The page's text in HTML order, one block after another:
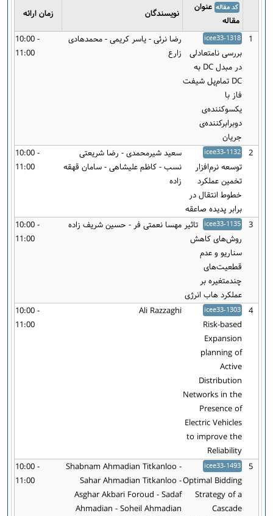
کد مقاله عنوان
مقاله
نویسندگان زمان ارائه
1
icee33-1318
بررسی نامتعادلی
در مبدل DC به
DC تمام‌پل شیفت‌
فاز با
یکسو‌کنند‌ه‌ی
دو‌برابر‌کننده‌ی
جریان
رضا نرئی - یاسر کریمی - محمدهادی
زارع
10:00 -
11:00
2
icee33-1132
توسعه نرم‌افزار
تخمین عملکرد
خطوط انتقال در
برابر پدیده صاعقه
سعید شیرمحمدی - رضا شریعتی
نسب - کاظم علیشاهی - سامان قهقه
زاده
10:00 -
11:00
3
icee33-1135
تاثیر
روش‌های کاهش
سناریو و عدم
قطعیت‌های
چندمتغیره بر
عملکرد هاب انرژی
مهسا نعمتی فر - حسین شریف زاده
10:00 -
11:00
4
icee33-1303
Risk-based
Expansion
planning of
Active
Distribution
Networks in the
Presence of
Electric Vehicles
to improve the
Reliability
Ali Razzaghi
10:00 -
11:00
5
icee33-1493
Optimal Bidding
Strategy of a
Cascade
Shabnam Ahmadian Titkanloo -
Sahar Ahmadian Titkanloo -
Asghar Akbari Foroud - Sadaf
Ahmadian - Soheil Ahmadian
10:00 -
11:00